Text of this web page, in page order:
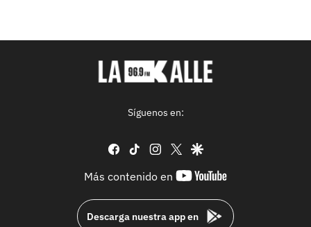
Síguenos en:
facebook
tiktok instagram
twittergoogle
Más contenido en
youtube-
Descarga nuestra app en